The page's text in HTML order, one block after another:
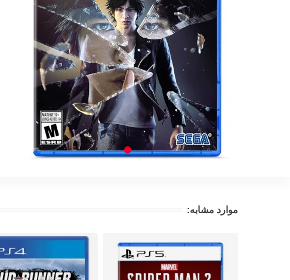
موارد مشابه: